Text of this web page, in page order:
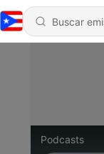
Podcasts